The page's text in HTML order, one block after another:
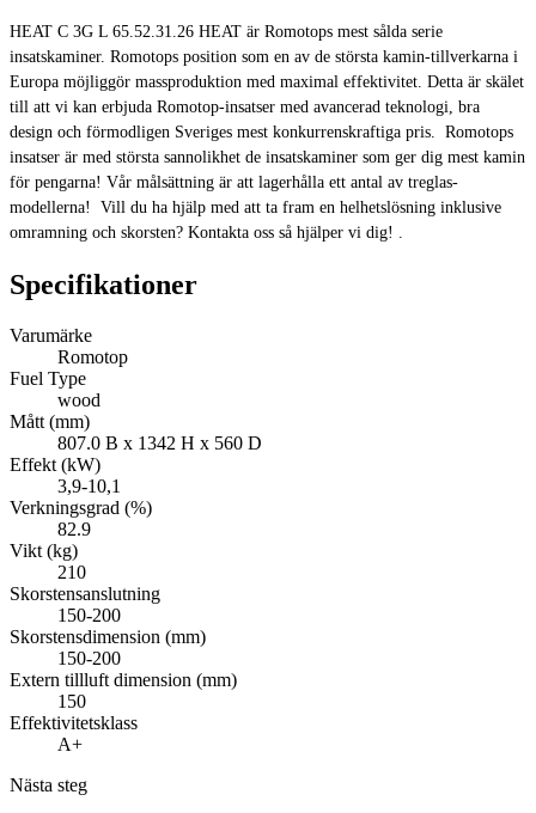
HEAT C 3G L 65.52.31.26 HEAT är Romotops mest sålda serie
insatskaminer. Romotops position som en av de största kamin-tillverkarna i
Europa möjliggör massproduktion med maximal effektivitet. Detta är skälet
till att vi kan erbjuda Romotop-insatser med avancerad teknologi, bra
design och förmodligen Sveriges mest konkurrenskraftiga pris. Romotops
insatser är med största sannolikhet de insatskaminer som ger dig mest kamin
för pengarna! Vår målsättning är att lagerhålla ett antal av treglas-
modellerna! Vill du ha hjälp med att ta fram en helhetslösning inklusive
omramning och skorsten? Kontakta oss så hjälper vi dig! .
Specifikationer
Varumärke
Romotop
Fuel Type
wood
Mått (mm)
807.0 B x 1342 H x 560 D
Effekt (kW)
3,9-10,1
Verkningsgrad (%)
82.9
Vikt (kg)
210
Skorstensanslutning
150-200
Skorstensdimension (mm)
150-200
Extern tillluft dimension (mm)
150
Effektivitetsklass
A+
Nästa steg